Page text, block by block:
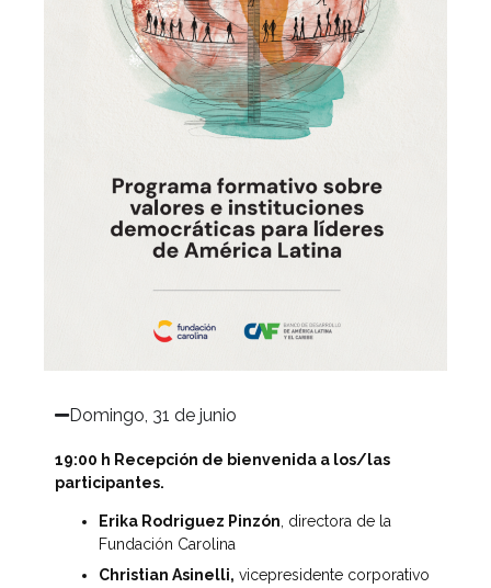
Domingo, 31 de junio​
19:00 h Recepción de bienvenida a los/las
participantes.
Erika Rodriguez Pinzón , directora de la
Fundación Carolina
Christian Asinelli, vicepresidente corporativo